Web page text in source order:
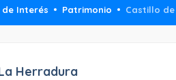
de Interés Patrimonio Castillo
Herradura